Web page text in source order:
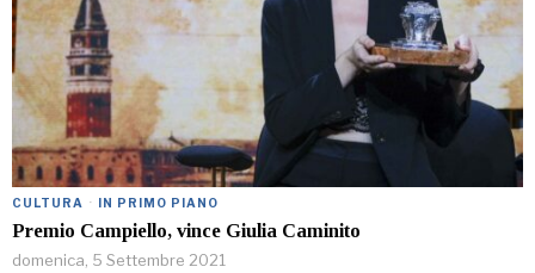
CULTURA · IN PRIMO PIANO
Premio Campiello, vince Giulia Caminito
domenica, 5 Settembre 2021